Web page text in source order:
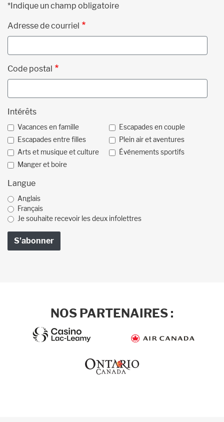
*Indique un champ obligatoire
Adresse de courriel
Code postal
Intérêts
Vacances en famille
Escapades en couple
Escapades entre filles
Plein air et aventures
Arts et musique et culture
Événements sportifs
Manger et boire
Langue
Anglais
Français
Je souhaite recevoir les deux infolettres
NOS PARTENAIRES :